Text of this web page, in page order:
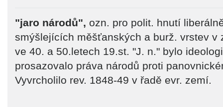
"jaro národů", ozn. pro polit. hnutí
smýšlejících měšťanských a burž. vrstev v
ve 40. a 50.letech 19.st. "J. n." bylo
prosazovalo práva národů proti
Vyvrcholilo rev. 1848-49 v řadě evr. zemí.